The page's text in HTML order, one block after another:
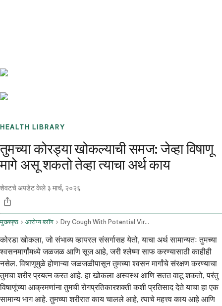
HEALTH LIBRARY
तुमच्या कोरड्या खोकल्याची समज: जेव्हा विषाणू
मागे असू शकतो तेव्हा त्याचा अर्थ काय
शेवटचे अपडेट केले ३ मार्च, २०२६
मुख्यपृष्ठ आरोग्य ब्लॉग Dry Cough With Potential Viral Infection
कोरडा खोकला, जो संभाव्य व्हायरल संसर्गासह येतो, याचा अर्थ सामान्यतः तुमच्या
श्वसनमार्गांमध्ये जळजळ आणि सूज आहे, जरी श्लेष्मा साफ करण्यासाठी काहीही
नसेल. विषाणूमुळे होणाऱ्या जळजळीपासून तुमच्या श्वसन मार्गांचे संरक्षण करण्याचा
तुमचा शरीर प्रयत्न करत आहे. हा खोकला अस्वस्थ आणि सतत वाटू शकतो, परंतु
विषाणूंच्या आक्रमणांना तुमची रोगप्रतिकारशक्ती कशी प्रतिसाद देते याचा हा एक
सामान्य भाग आहे. तुमच्या शरीरात काय चालले आहे, त्याचे महत्त्व काय आहे आणि